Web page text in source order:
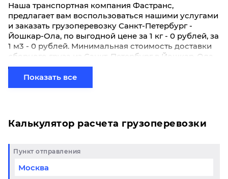
Наша транспортная компания Фастранс,
предлагает вам воспользоваться нашими услугами
и заказать грузоперевозку Санкт-Петербург -
Йошкар-Ола, по выгодной цене за 1 кг - 0 рублей, за
1 м3 - 0 рублей. Минимальная стоимость доставки
сборного груза из Санкт-Петербург в Йошкар-Ола
начинается от 0 рублей. Если вы хотите отправить
свой груз сборной партией по готовому маршруту
в Йошкар-Ола и у вас возникли вопросы,
Показать все
Калькулятор расчета грузоперевозки
Пункт отправления